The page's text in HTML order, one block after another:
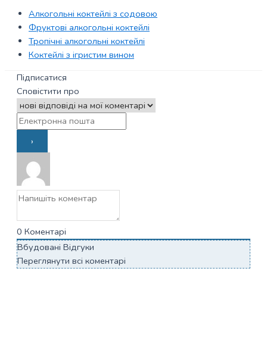
Алкогольні коктейлі з содовою
Фруктові алкогольні коктейлі
Тропічні алкогольні коктейлі
Коктейлі з ігристим вином
Підписатися
Сповістити про
0 Коментарі
Вбудовані Відгуки
Переглянути всі коментарі